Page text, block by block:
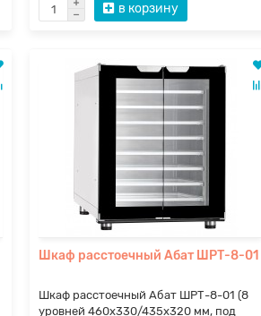
в корзину
Шкаф расстоечный Абат ШРТ-8-01
Шкаф расстоечный Абат ШРТ-8-01 (8
уровней 460х330/435х320 мм, под